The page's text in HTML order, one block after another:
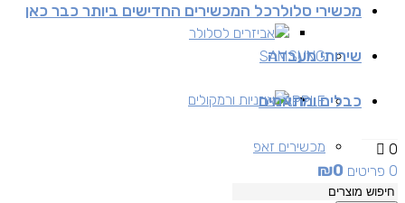
אביזרים לסלולר
אוזניות ורמקולים
מכשירי סלולרכל המכשירים החדישים ביותר כבר כאן
SAMSUNG
APPLE
מכשירים זאפ
שירותי מעבדה
כבלים ומתאמים
0
0 פריטים
₪0